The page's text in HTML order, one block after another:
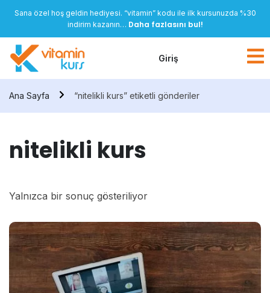
Sana özel hoş geldin hediyesi. “vitamin” kodu ile ilk kursunuzda %30
indirim kazanın… Daha fazlasını bul!
Giriş
Ana Sayfa “nitelikli kurs” etiketli gönderiler
nitelikli kurs
Yalnızca bir sonuç gösteriliyor